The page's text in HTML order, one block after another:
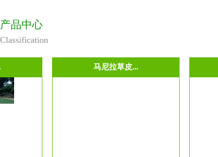
产品中心
Classification
马尼拉草皮...